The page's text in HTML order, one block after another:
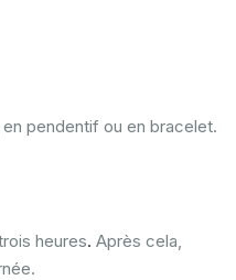
pendentif ou en bracelet.
heures. Après cela,